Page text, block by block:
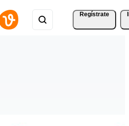
Regístrate